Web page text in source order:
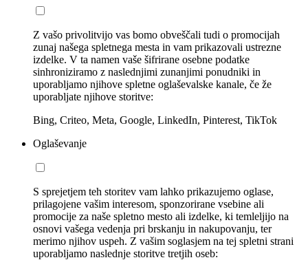
Z vašo privolitvijo vas bomo obveščali tudi o promocijah
zunaj našega spletnega mesta in vam prikazovali ustrezne
izdelke. V ta namen vaše šifrirane osebne podatke
sinhroniziramo z naslednjimi zunanjimi ponudniki in
uporabljamo njihove spletne oglaševalske kanale, če že
uporabljate njihove storitve:
Bing, Criteo, Meta, Google, LinkedIn, Pinterest, TikTok
Oglaševanje
S sprejetjem teh storitev vam lahko prikazujemo oglase,
prilagojene vašim interesom, sponzorirane vsebine ali
promocije za naše spletno mesto ali izdelke, ki temleljijo na
osnovi vašega vedenja pri brskanju in nakupovanju, ter
merimo njihov uspeh. Z vašim soglasjem na tej spletni strani
uporabljamo naslednje storitve tretjih oseb: